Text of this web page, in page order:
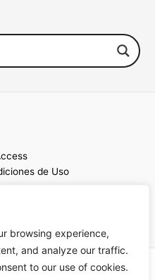
browsing experience,
and analyze our traffic.
to our use of cookies.
de Uso
por Sin Frontera CC| Web